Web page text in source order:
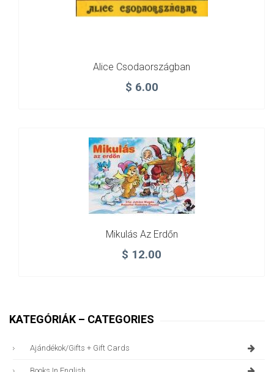
Alice Csodaországban
$ 6.00
Mikulás Az Erdőn
$ 12.00
KATEGÓRIÁK – CATEGORIES
Ajándékok/gifts + Gift Cards